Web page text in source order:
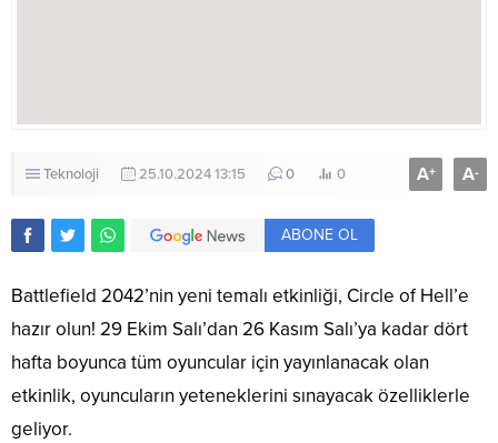
Teknoloji 25.10.2024 13:15 0 0 A+ A-
ABONE OL
Battlefield 2042’nin yeni temalı etkinliği, Circle of Hell’e
hazır olun! 29 Ekim Salı’dan 26 Kasım Salı’ya kadar dört
hafta boyunca tüm oyuncular için yayınlanacak olan
etkinlik, oyuncuların yeteneklerini sınayacak özelliklerle
geliyor.